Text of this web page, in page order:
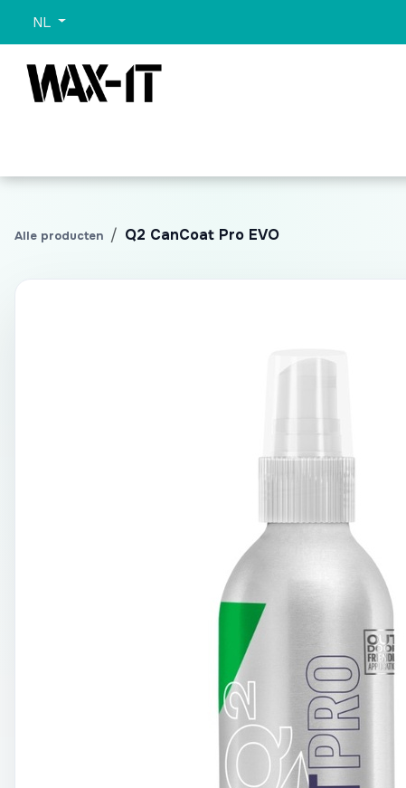
NL
Alle producten Q2 CanCoat Pro EVO